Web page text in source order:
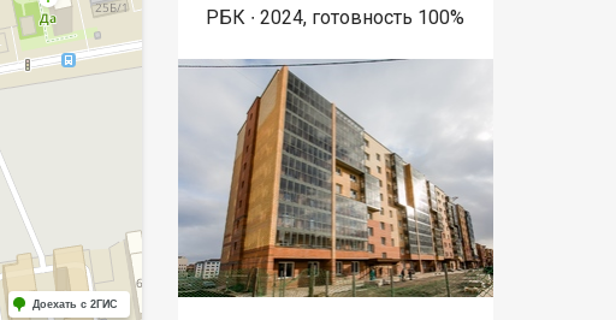
Доехать с 2ГИС
РБК ∙ 2024, готовность 100%